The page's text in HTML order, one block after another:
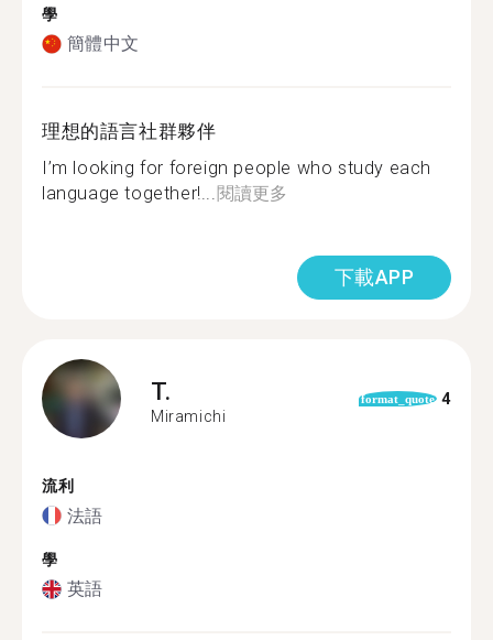
學
簡體中文
理想的語言社群夥伴
I’m looking for foreign people who study each
language together!...閱讀更多
下載APP
T.
Miramichi
format_quote 4
流利
法語
學
英語